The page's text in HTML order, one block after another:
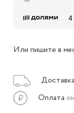
4
Или пишите в
Доставка
Оплата